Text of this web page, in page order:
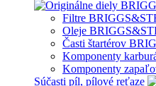
Filtre
Oleje
Časti štartérov
Komponenty
Komponenty
Súčasti píl, pílové reťaze